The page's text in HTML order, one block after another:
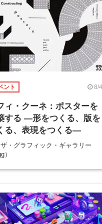
ント 8/4
ィ・クーネ：ポスターを
する ―形をつくる、版を
る、表現をつくる―
・グラフィック・ギャラリー
）